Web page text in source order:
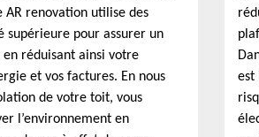
AR renovation utilise des
supérieure pour assurer un
réduisant ainsi votre
et vos factures. En nous
de votre toit, vous
l’environnement en
est